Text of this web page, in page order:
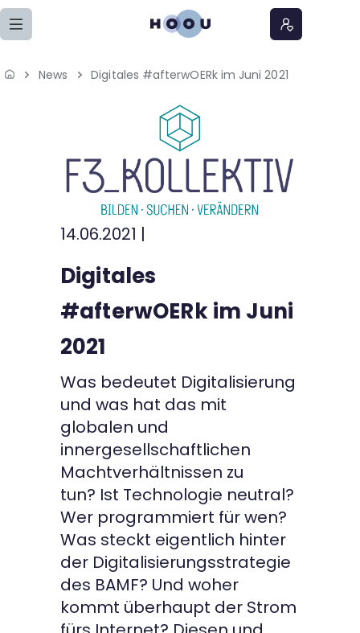
Zum Seiteninhalt springen
Home
Podcasts
Meine Lernangebote
Über uns
Kontakt
News Digitales #afterwOERk im Juni 2021
14.06.2021 |
Digitales
#afterwOERk im Juni
2021
Was bedeutet Digitalisierung
und was hat das mit
globalen und
innergesellschaftlichen
Machtverhältnissen zu
tun? Ist Technologie neutral?
Wer programmiert für wen?
Was steckt eigentlich hinter
der Digitalisierungsstrategie
des BAMF? Und woher
kommt überhaupt der Strom